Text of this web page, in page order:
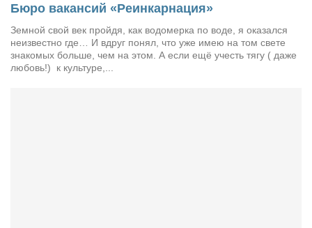
Бюро вакансий «Реинкарнация»
Земной свой век пройдя, как водомерка по воде, я оказался
неизвестно где… И вдруг понял, что уже имею на том свете
знакомых больше, чем на этом. А если ещё учесть тягу ( даже
любовь!) к культуре,...